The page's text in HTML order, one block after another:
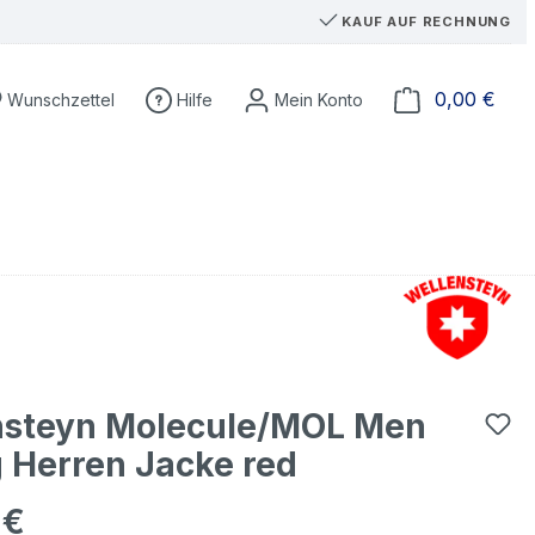
KAUF AUF RECHNUNG
Du hast 0 Produkte auf dem Merkzettel
Wunschzettel Hilfe 0,00 €
Molecule/MOL Men
Herren Jacke red